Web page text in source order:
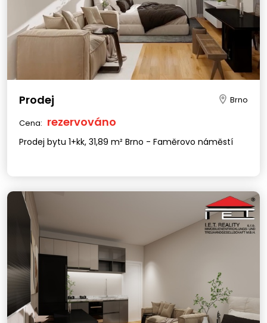
Prodej Brno
Cena: rezervováno
Prodej bytu 1+kk, 31,89 m² Brno - Faměrovo náměstí